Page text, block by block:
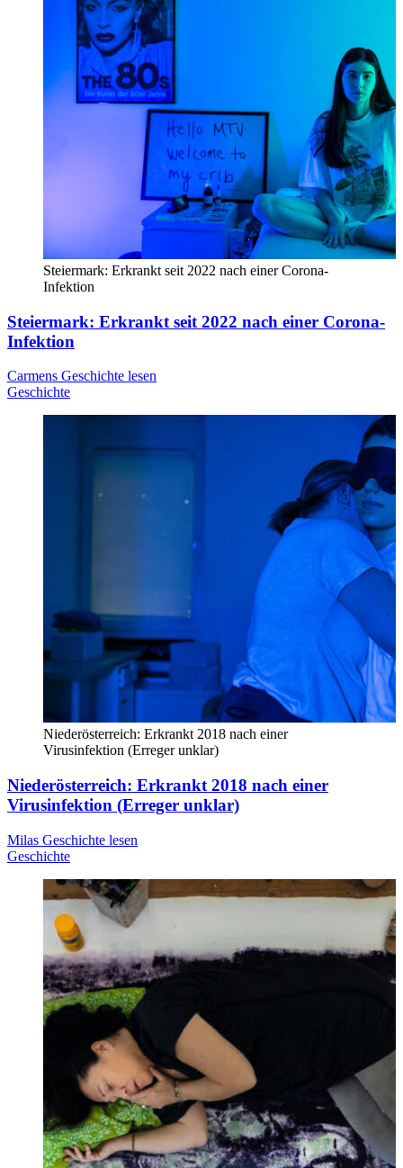
Steiermark: Erkrankt seit 2022 nach einer Corona-
Infektion
Steiermark: Erkrankt seit 2022 nach einer Corona-
Infektion
Carmens Geschichte lesen
Geschichte
Niederösterreich: Erkrankt 2018 nach einer
Virusinfektion (Erreger unklar)
Niederösterreich: Erkrankt 2018 nach einer
Virusinfektion (Erreger unklar)
Milas Geschichte lesen
Geschichte